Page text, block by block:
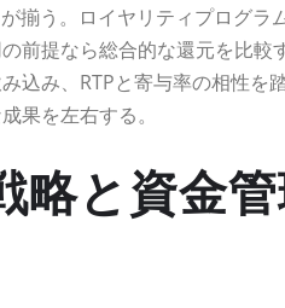
揃う。ロイヤリティプログラ
前提なら総合的な還元を比較
込み、RTPと寄与率の相性を
果を左右する。
と資金